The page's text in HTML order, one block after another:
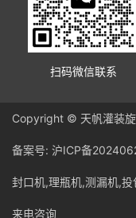
扫码微信联系
Copyright © 天帆灌装
备案号: 沪ICP备
封口机,理瓶机,测漏机,
来电咨询